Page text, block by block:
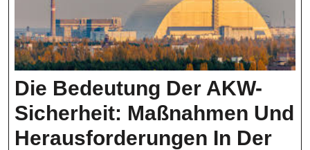
Die Bedeutung Der AKW-
Sicherheit: Maßnahmen Und
Herausforderungen In Der